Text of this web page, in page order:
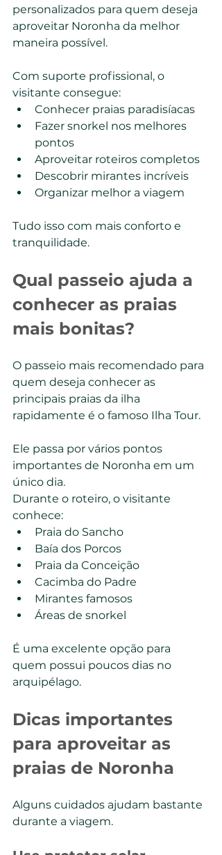
personalizados para quem deseja
aproveitar Noronha da melhor
maneira possível.
Com suporte profissional, o
visitante consegue:
Conhecer praias paradisíacas
Fazer snorkel nos melhores
pontos
Aproveitar roteiros completos
Descobrir mirantes incríveis
Organizar melhor a viagem
Tudo isso com mais conforto e
tranquilidade.
Qual passeio ajuda a
conhecer as praias
mais bonitas?
O passeio mais recomendado para
quem deseja conhecer as
principais praias da ilha
rapidamente é o famoso Ilha Tour.
Ele passa por vários pontos
importantes de Noronha em um
único dia.
Durante o roteiro, o visitante
conhece:
Praia do Sancho
Baía dos Porcos
Praia da Conceição
Cacimba do Padre
Mirantes famosos
Áreas de snorkel
É uma excelente opção para
quem possui poucos dias no
arquipélago.
Dicas importantes
para aproveitar as
praias de Noronha
Alguns cuidados ajudam bastante
durante a viagem.